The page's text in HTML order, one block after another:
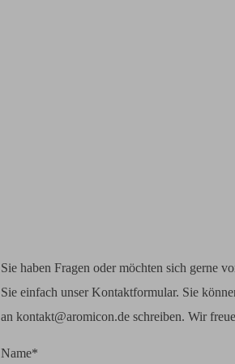
Sie haben Fragen oder möchten sich gerne
Sie einfach unser Kontaktformular. Sie
an kontakt@aromicon.de schreiben. Wir
Name*